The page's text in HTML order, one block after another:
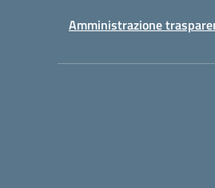
Amministrazione